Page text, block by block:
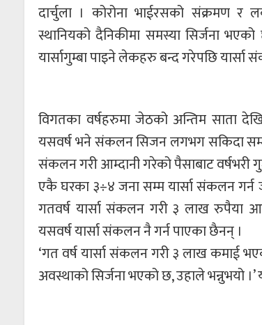
दार्चुला । कोरोना भाईरसको संक्रमण र
स्थानियको दैनिकीमा समस्या सिर्जना
यार्सागुम्बा पाइने लेकहरु बन्द गरेपछि
विगतका वर्षहरुमा जेठको अन्तिम साता
यसवर्ष भने संकलन सिजन लगभग सकिदा
संकलन गरी आम्दानी गरेको पैसाबाट वर्षभरी
एकै घरका ३÷४ जना सम्म यार्सा संकलन
गतवर्ष यार्सा संकलन गरी ३ लाख रुपैया
यसवर्ष यार्सा संकलन नै गर्न पाएका छैनन् ।
‘गत वर्ष यार्सा संकलन गरी ३ लाख कमाई
अवस्थाको सिर्जना भएको छ, उहाले भन्नुभयो